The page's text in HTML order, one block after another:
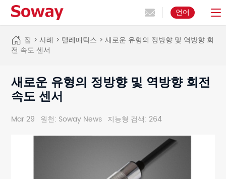
언어
집 > 사례 > 텔레매틱스 > 새로운 유형의 정방향 및 역방향 회
전 속도 센서
새로운 유형의 정방향 및 역방향 회전
속도 센서
Mar 29 원천: Soway News 지능형 검색: 264